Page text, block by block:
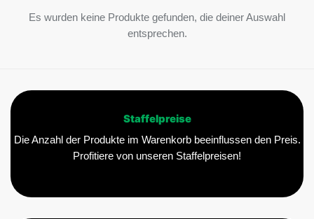
Es wurden keine Produkte gefunden, die deiner Auswahl
entsprechen.
Staffelpreise
Die Anzahl der Produkte im Warenkorb beeinflussen den Preis.
Profitiere von unseren Staffelpreisen!